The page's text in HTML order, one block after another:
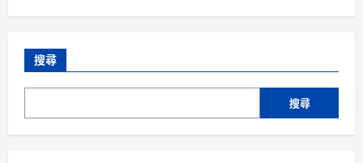
搜尋
搜尋